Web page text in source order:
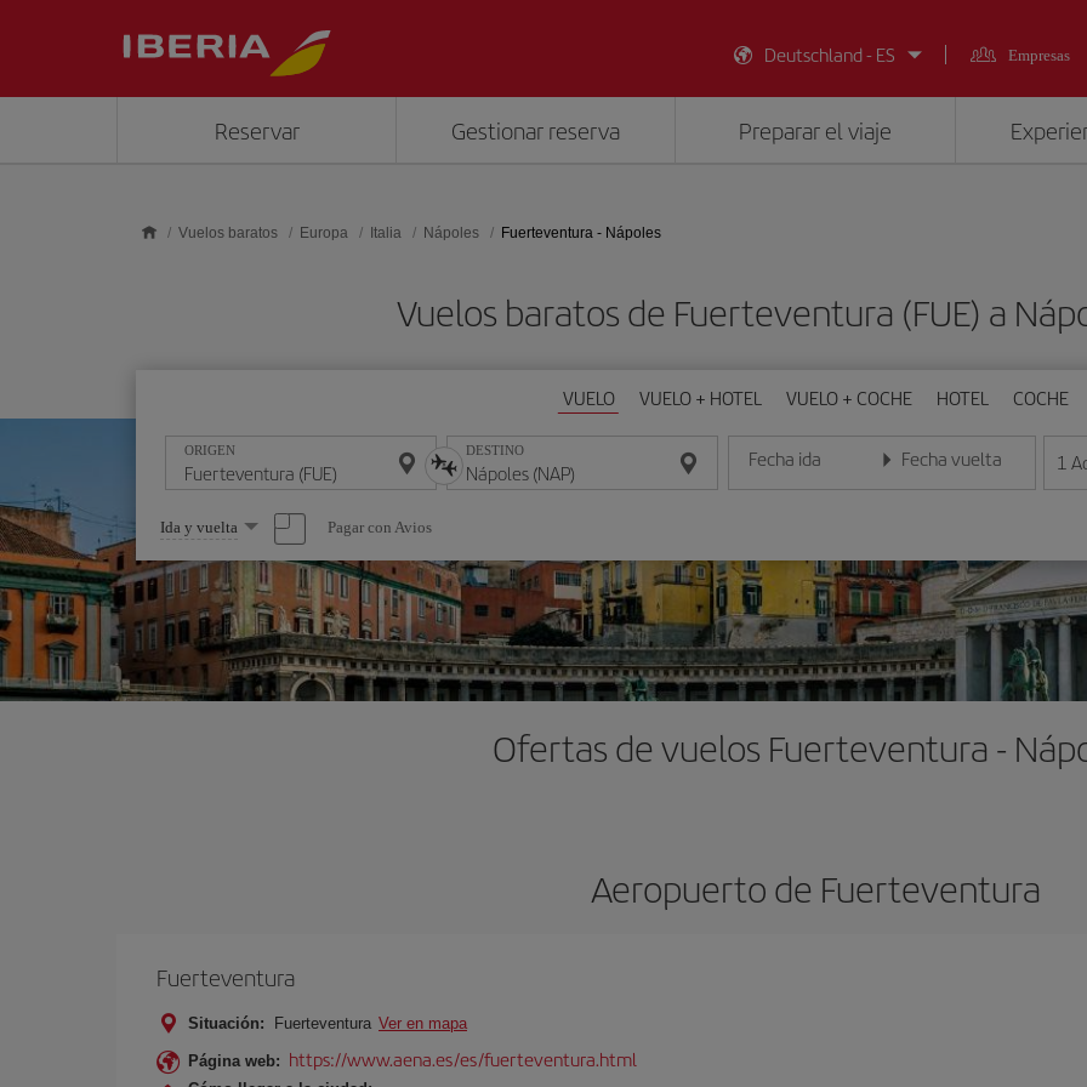
Deutschland - ES
Empresas
Reservar Gestionar reserva Preparar el viaje
Vuelos baratos Europa Italia Nápoles Fuerteventura - Nápoles
Vuelos baratos de Fuerteventura (FUE) a
VUELO VUELO + HOTEL VUELO + COCHE HOTEL COCHE
ORIGEN DESTINO Fecha ida
Introduce la fecha en formato día/mes/año
Fecha vuelta
Introduce la fecha en 1
Seleccione
una
opción
Ida y vuelta Pagar con Avios
Ofertas de vuelos Fuerteventura -
Aeropuerto de Fuerteventura
Fuerteventura
Situación: Fuerteventura Ver en mapa
Página web: https://www.aena.es/es/fuerteventura.html